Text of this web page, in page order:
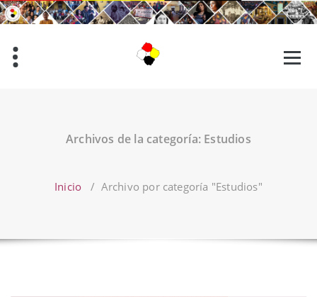
Saltar
al
Archivos de la categoría: Estudios
Inicio / Archivo por categoría "Estudios"